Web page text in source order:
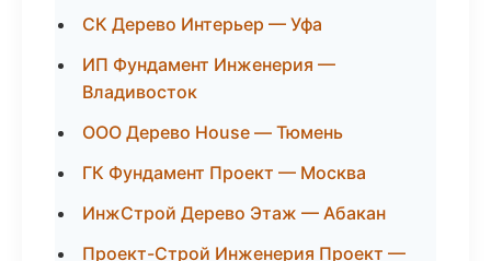
СК Дерево Интерьер — Уфа
ИП Фундамент Инженерия —
Владивосток
ООО Дерево House — Тюмень
ГК Фундамент Проект — Москва
ИнжСтрой Дерево Этаж — Абакан
Проект-Строй Инженерия Проект —